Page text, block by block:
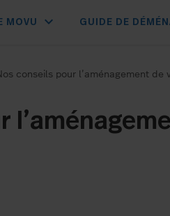
MOVU expand_more GUIDE DE
conseils pour l’aménagement de